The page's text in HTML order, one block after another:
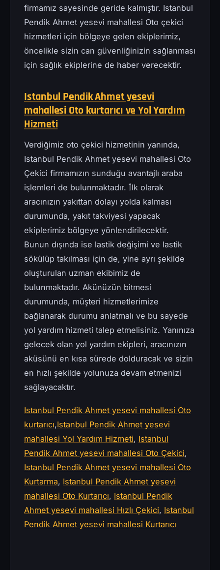
firmamız sayesinde geride kalmıştır. Istanbul
Pendik Ahmet yesevi mahallesi Oto çekici
hizmetleri için bölgeye gelen ekiplerimiz,
öncelikle sizin can güvenliğinizin sağlanması
için sağlık ekiplerine de haber verecektir.
Istanbul Pendik Ahmet yesevi
mahallesi Oto kurtarıcı ve Yol Yardım
Hizmeti
Verdiğimiz oto çekici hizmetinin yanında,
Istanbul Pendik Ahmet yesevi mahallesi Oto
Çekici firmamızın sunduğu avantajlı araba
işlemleri de bulunmaktadır. İlk olarak
aracınızın yakıttan dolayı yolda kalması
durumunda, yakıt takviyesi yapacak
ekiplerimiz bölgeye yönlendirilecektir.
Bunun dışında ise lastik değişimi ve lastik
sökülüp takılması için de, yine ayrı şekilde
oluşturulan uzman ekibimiz de
bulunmaktadır. Akünüzün bitmesi
durumunda, müşteri hizmetlerimize
bağlanarak durumu anlatmalı ve bu sayede
yol yardım hizmeti talep etmelisiniz. Yanınıza
gelecek olan yol yardım ekipleri, aracınızın
aküsünü en kısa sürede dolduracak ve sizin
en hızlı şekilde yolunuza devam etmenizi
sağlayacaktır.
Istanbul Pendik Ahmet yesevi mahallesi Oto
kurtarıcı,Istanbul Pendik Ahmet yesevi
mahallesi Yol Yardım Hizmeti, Istanbul
Pendik Ahmet yesevi mahallesi Oto Çekici,
Istanbul Pendik Ahmet yesevi mahallesi Oto
Kurtarma, Istanbul Pendik Ahmet yesevi
mahallesi Oto Kurtarıcı, Istanbul Pendik
Ahmet yesevi mahallesi Hızlı Çekici, Istanbul
Pendik Ahmet yesevi mahallesi Kurtarıcı